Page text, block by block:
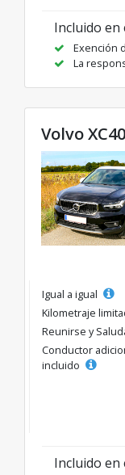
Incluido en
Exención
La
Volvo XC40
Igual a igual
Kilometraje
Reunirse y
Conductor
incluido
Incluido en